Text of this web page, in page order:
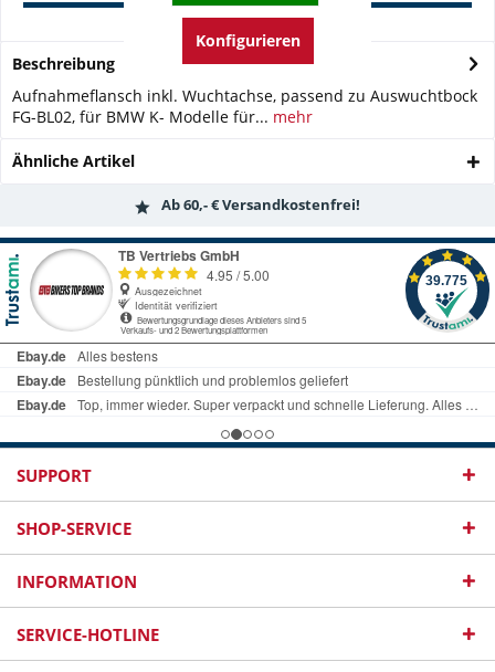
Beschreibung
Aufnahmeflansch inkl. Wuchtachse, passend zu Auswuchtbock
FG-BL02, für BMW K- Modelle für... mehr
Ähnliche Artikel
Ab 60,- € Versandkostenfrei!
SUPPORT
SHOP-SERVICE
INFORMATION
SERVICE-HOTLINE
Konfigurieren